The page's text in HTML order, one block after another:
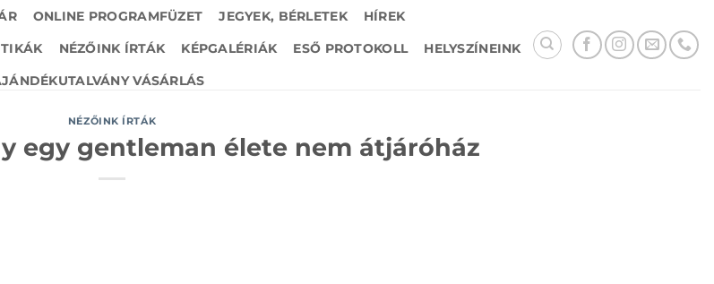
ONLINE PROGRAMFÜZET JEGYEK, BÉRLETEK
HÍREK
NÉZŐINK ÍRTÁK KÉPGALÉRIÁK ESŐ PROTOKOLL
HELYSZÍNEINK
VÁSÁRLÁS
NÉZŐINK ÍRTÁK
egy gentleman élete nem átjáróház